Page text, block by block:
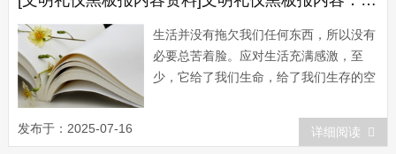
生活并没有拖欠我们任何东西，所以没有
必要总苦着脸。应对生活充满感激，至
少，它给了我们生命，给了我们生存的空
钱、地位、处境没有必然的联系。一个富
翁可能整天忧心忡忡，而一个穷人可能心
发布于：2025-07-16 详细阅读